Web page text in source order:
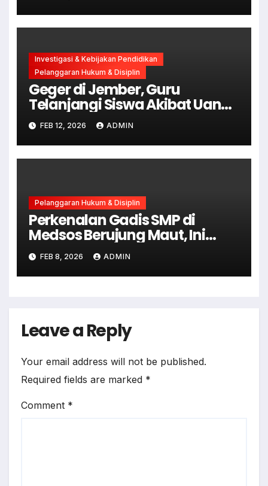
Investigasi & Kebijakan Pendidikan
Pelanggaran Hukum & Disiplin
Geger di Jember, Guru
Telanjangi Siswa Akibat Uang
Hilang
FEB 12, 2026 ADMIN
Pelanggaran Hukum & Disiplin
Perkenalan Gadis SMP di
Medsos Berujung Maut, Ini
yang Terjadi
FEB 8, 2026 ADMIN
Leave a Reply
Your email address will not be published.
Required fields are marked *
Comment *